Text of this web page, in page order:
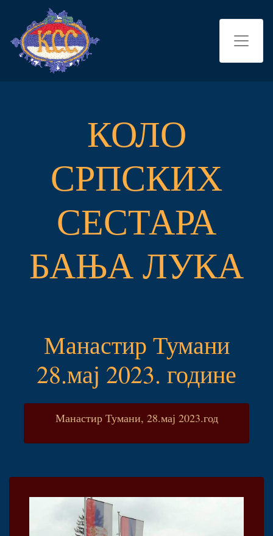
КОЛО
СРПСКИХ
СЕСТАРА
БАЊА ЛУКА
Манастир Тумани
28.мај 2023. године
Манастир Тумани, 28.мај 2023.год